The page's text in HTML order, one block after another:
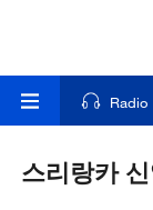
Radio
스리랑카